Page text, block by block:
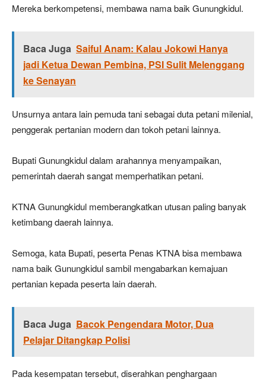
Mereka berkompetensi, membawa nama baik Gunungkidul.
Baca Juga Saiful Anam: Kalau Jokowi Hanya
jadi Ketua Dewan Pembina, PSI Sulit Melenggang
ke Senayan
Unsurnya antara lain pemuda tani sebagai duta petani milenial,
penggerak pertanian modern dan tokoh petani lainnya.
Bupati Gunungkidul dalam arahannya menyampaikan,
pemerintah daerah sangat memperhatikan petani.
KTNA Gunungkidul memberangkatkan utusan paling banyak
ketimbang daerah lainnya.
Semoga, kata Bupati, peserta Penas KTNA bisa membawa
nama baik Gunungkidul sambil mengabarkan kemajuan
pertanian kepada peserta lain daerah.
Baca Juga Bacok Pengendara Motor, Dua
Pelajar Ditangkap Polisi
Pada kesempatan tersebut, diserahkan penghargaan